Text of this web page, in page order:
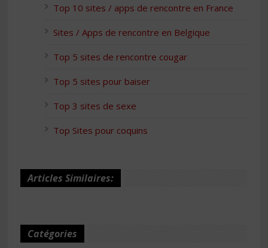
Top 10 sites / apps de rencontre en France
Sites / Apps de rencontre en Belgique
Top 5 sites de rencontre cougar
Top 5 sites pour baiser
Top 3 sites de sexe
Top Sites pour coquins
Articles Similaires:
Catégories